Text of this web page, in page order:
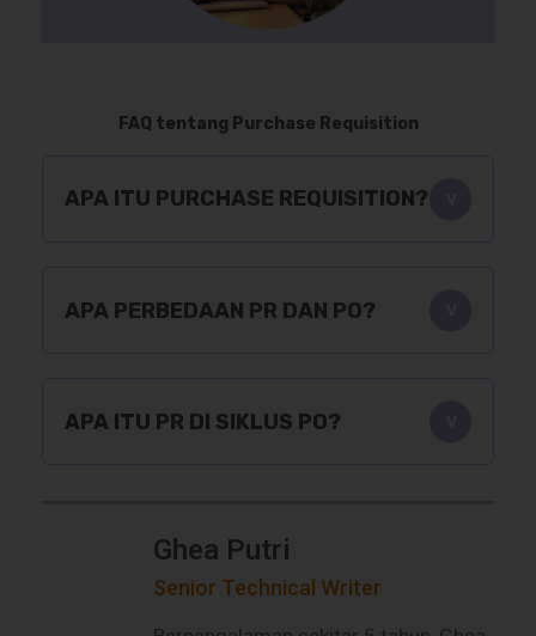
FAQ tentang Purchase Requisition
APA ITU PURCHASE REQUISITION?
APA PERBEDAAN PR DAN PO?
APA ITU PR DI SIKLUS PO?
Ghea Putri
Senior Technical Writer